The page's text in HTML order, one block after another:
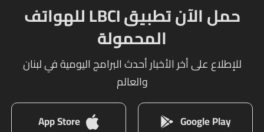
حمل الآن تطبيق LBCI للهواتف
المحمولة
للإطلاع على أخر الأخبار أحدث البرامج اليومية في لبنان
والعالم
Google Play
App Store